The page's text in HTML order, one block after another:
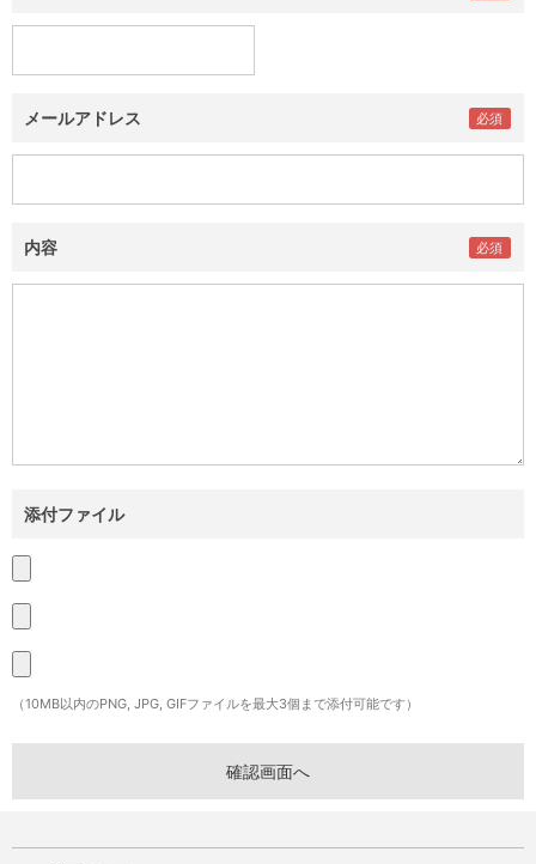
メールアドレス
内容
添付ファイル
（10MB以内のPNG, JPG, GIFファイルを最大3個まで添付可能です）